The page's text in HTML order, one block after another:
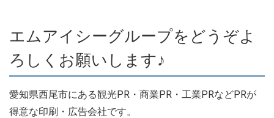
エムアイシーグループをどうぞよ
ろしくお願いします♪
愛知県西尾市にある観光PR・商業PR・工業PRなどPRが
得意な印刷・広告会社です。